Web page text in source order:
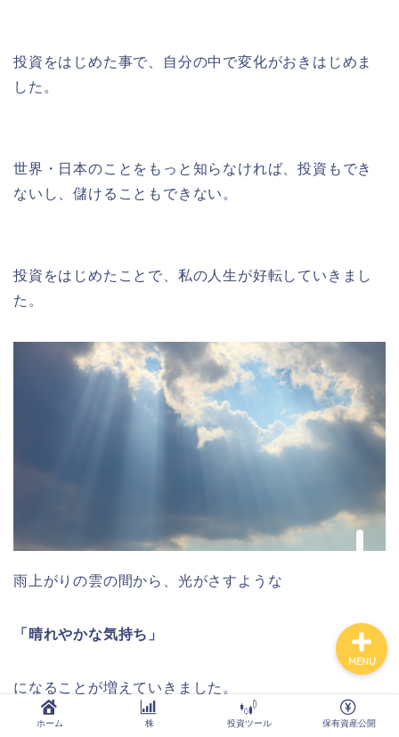
投資をはじめた事で、自分の中で変化がおきはじめま
した。
世界・日本のことをもっと知らなければ、投資もでき
ないし、儲けることもできない。
投資をはじめたことで、私の人生が好転していきまし
た。
雨上がりの雲の間から、光がさすような
「晴れやかな気持ち」
になることが増えていきました。
ホーム 株 投資ツール 保有資産公開
MENU
ホーム
株
投資ツール